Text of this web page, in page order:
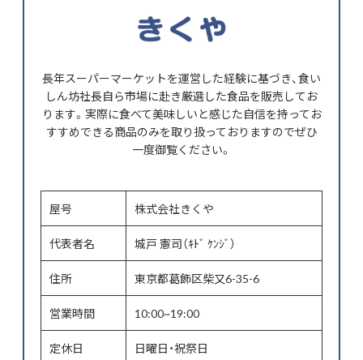
長年スーパーマーケットを運営した経験に基づき、食い
しん坊社長自ら市場に赴き厳選した食品を販売してお
ります。実際に食べて美味しいと感じた自信を持ってお
すすめできる商品のみを取り扱っておりますのでぜひ
一度御覧ください。
屋号 株式会社きくや
代表者名 城戸 憲司（ｷﾄﾞ ｹﾝｼﾞ）
住所 東京都葛飾区柴又6-35-6
営業時間 10:00~19:00
定休日 日曜日・祝祭日